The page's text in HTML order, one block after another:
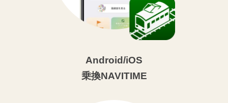
Android/iOS
乗換NAVITIME